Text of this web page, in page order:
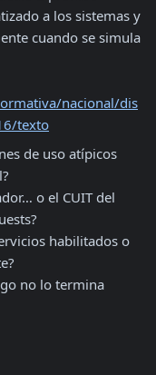
a los sistemas y
cuando se simula
nacional/dis
texto
de uso atípicos
o el CUIT del
habilitados o
no lo termina